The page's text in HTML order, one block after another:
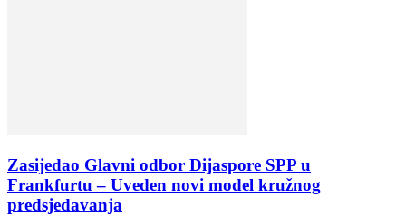
Zasijedao Glavni odbor Dijaspore SPP u
Frankfurtu – Uveden novi model kružnog
predsjedavanja